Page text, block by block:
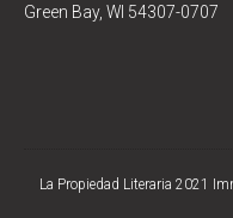
Green Bay, WI 54307-0707
La Propiedad Literaria 2021